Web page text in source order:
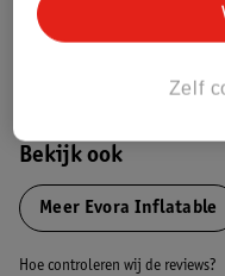
Bekijk ook
Meer Evora Inflatable
Hoe controleren wij de reviews?
Zelf